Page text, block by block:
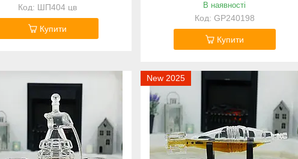
ШП404 цв
Купити
В наявності
GP240198
Купити
New 2025